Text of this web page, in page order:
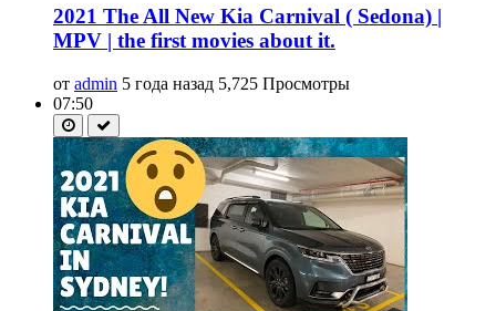
2021 The All New Kia Carnival ( Sedona) |
MPV | the first movies about it.
от admin 5 года назад 5,725 Просмотры
07:50